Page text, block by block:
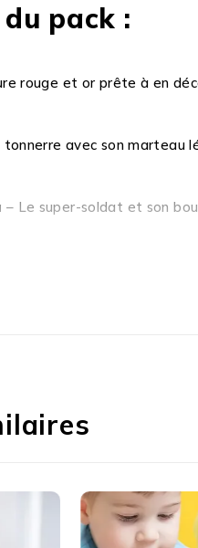
pack :
rouge et or prête à en
tonnerre avec son marteau
– Le super-soldat et son
et détailléesne sont